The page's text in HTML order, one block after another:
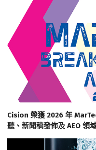
Cision 榮獲 2026 年
聽、新聞稿發佈及 AEO 領